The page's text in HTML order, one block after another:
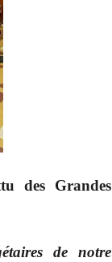
des Grandes
de notre